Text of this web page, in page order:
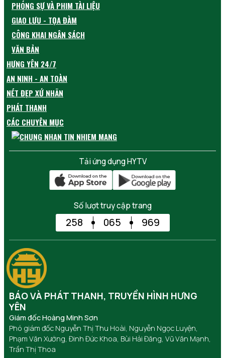
PHÓNG SỰ VÀ PHIM TÀI LIỆU
GIAO LƯU - TỌA ĐÀM
CÔNG KHAI NGÂN SÁCH
VĂN BẢN
HƯNG YÊN 24/7
AN NINH - AN TOÀN
NÉT ĐẸP XỨ NHÃN
PHÁT THANH
CÁC CHUYÊN MỤC
Tải ứng dụng HYTV
Số lượt truy cập trang
258 065 969
BÁO VÀ PHÁT THANH, TRUYỀN HÌNH HƯNG
YÊN
Giám đốc Hoàng Minh Sơn
Phó giám đốc Nguyễn Thị Thu Hoài, Nguyễn Ngọc Luyện,
Phạm Văn Xướng, Đinh Đức Khoa, Bùi Hải Đăng, Vũ Văn Mạnh,
Trần Thị Thoa